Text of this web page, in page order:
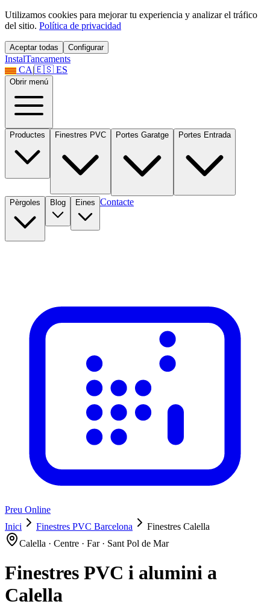
Utilizamos cookies para mejorar tu experiencia y analizar el tráfico
del sitio. Política de privacidad
Aceptar todas Configurar
InstalTancaments
CA|🇪🇸 ES
Obrir menú
Productes Finestres PVC Portes Garatge Portes Entrada
Pèrgoles Blog Eines Contacte
Preu Online
Inici
Finestres PVC Barcelona
Finestres Calella
Calella · Centre · Far · Sant Pol de Mar
Finestres PVC i alumini a
Calella